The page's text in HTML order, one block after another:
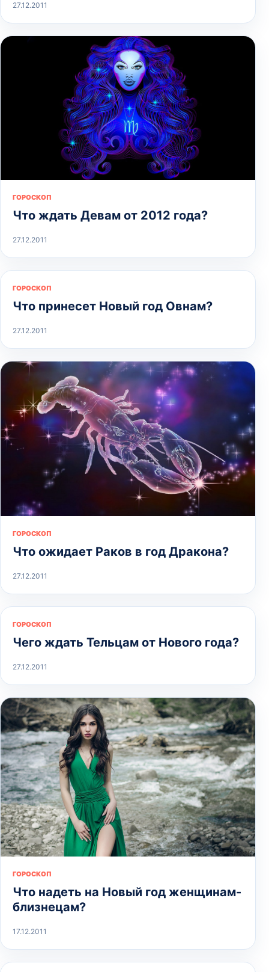
27.12.2011
ГОРОСКОП
Что ждать Девам от 2012 года?
27.12.2011
ГОРОСКОП
Что принесет Новый год Овнам?
27.12.2011
ГОРОСКОП
Что ожидает Раков в год Дракона?
27.12.2011
ГОРОСКОП
Чего ждать Тельцам от Нового года?
27.12.2011
ГОРОСКОП
Что надеть на Новый год женщинам-
близнецам?
17.12.2011